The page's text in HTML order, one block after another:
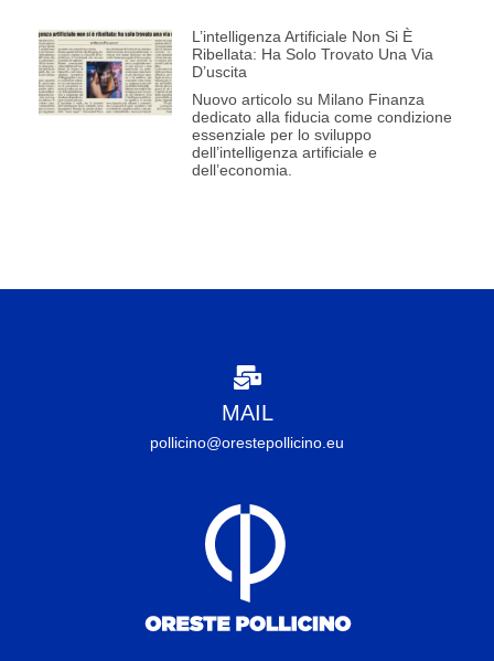
L’intelligenza Artificiale Non Si È
Ribellata: Ha Solo Trovato Una Via
D’uscita
Nuovo articolo su Milano Finanza
dedicato alla fiducia come condizione
essenziale per lo sviluppo
dell’intelligenza artificiale e
dell’economia.
MAIL
pollicino@orestepollicino.eu